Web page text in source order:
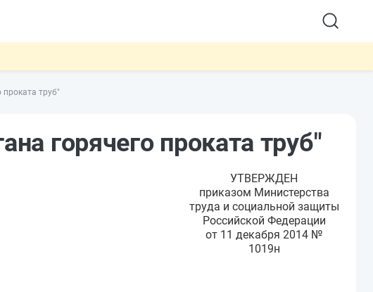
труб"
горячего проката труб"
УТВЕРЖДЕН
приказом Министерства
труда и социальной защиты
Российской Федерации
от 11 декабря 2014 №
1019н